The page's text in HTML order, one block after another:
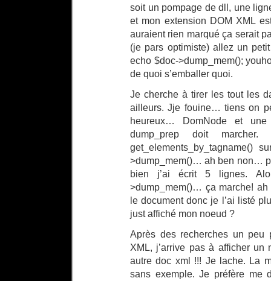
soit un pompage de dll, une
et mon extension DOM XML
auraient rien marqué ça serait
(je pars optimiste) allez un
echo $doc->dump_mem();
de quoi s’emballer quoi.
Je cherche à tirer les tout les
ailleurs. Jje fouine… tiens on
heureux… DomNode et une
dump_prep doit
get_elements_by_tagname()
>dump_mem()… ah ben non…
bien j’ai écrit 5 lignes.
>dump_mem()… ça marche!
le document donc je l’ai listé
just affiché mon noeud ?
Après des recherches un peu
XML, j’arrive pas à afficher
autre doc xml !!! Je lache. La
sans exemple. Je préfère me